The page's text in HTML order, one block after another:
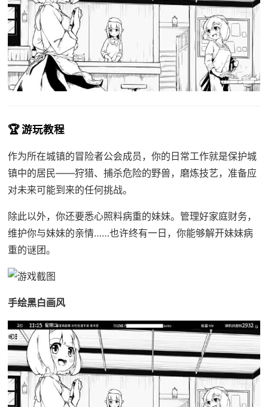
🏆 游玩教程
作为所在城镇的冒险者公会成员，你的日常工作就是保护城
镇中的居民——狩猎、捕杀危险的野兽，磨炼技艺，准备应
对未来可能到来的任何挑战。
除此以外，你还要悉心照料病重的妹妹。管理好家庭财务，
维护你与妹妹的亲情……也许终有一日，你能够解开妹妹病
重的谜团。
手绘黑白画风